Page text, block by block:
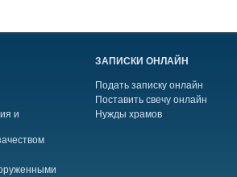
и
ЗАПИСКИ ОНЛАЙН
Подать записку онлайн
Поставить свечу онлайн
Нужды храмов